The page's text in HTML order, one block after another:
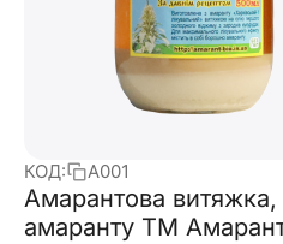
КОД: A001
Амарантова
амаранту ТМ